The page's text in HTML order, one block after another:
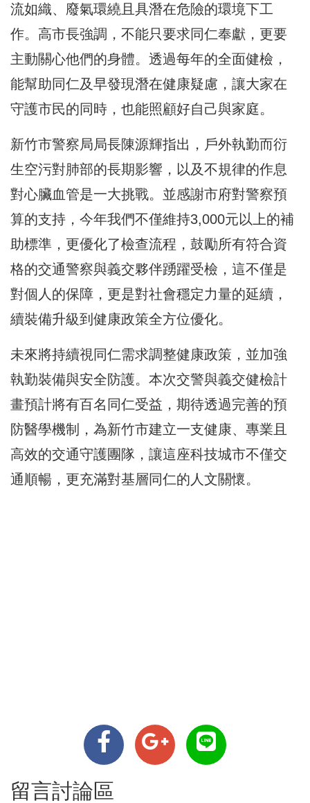
流如織、廢氣環繞且具潛在危險的環境下工
作。高市長強調，不能只要求同仁奉獻，更要
主動關心他們的身體。透過每年的全面健檢，
能幫助同仁及早發現潛在健康疑慮，讓大家在
守護市民的同時，也能照顧好自己與家庭。
新竹市警察局局長陳源輝指出，戶外執勤而衍
生空污對肺部的長期影響，以及不規律的作息
對心臟血管是一大挑戰。並感謝市府對警察預
算的支持，今年我們不僅維持3,000元以上的補
助標準，更優化了檢查流程，鼓勵所有符合資
格的交通警察與義交夥伴踴躍受檢，這不僅是
對個人的保障，更是對社會穩定力量的延續，
續裝備升級到健康政策全方位優化。
未來將持續視同仁需求調整健康政策，並加強
執勤裝備與安全防護。本次交警與義交健檢計
畫預計將有百名同仁受益，期待透過完善的預
防醫學機制，為新竹市建立一支健康、專業且
高效的交通守護團隊，讓這座科技城市不僅交
通順暢，更充滿對基層同仁的人文關懷。
留言討論區